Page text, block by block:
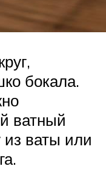
бокала.
ватный
ваты или